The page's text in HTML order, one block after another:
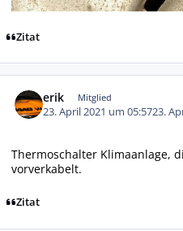
Zitat
erik Mitglied
23. April 2021 um 05:5723.
Thermoschalter Klimaanlage,
vorverkabelt.
Zitat